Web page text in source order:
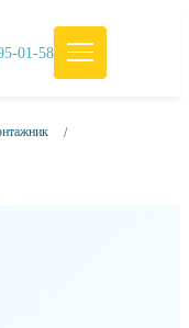
01-58